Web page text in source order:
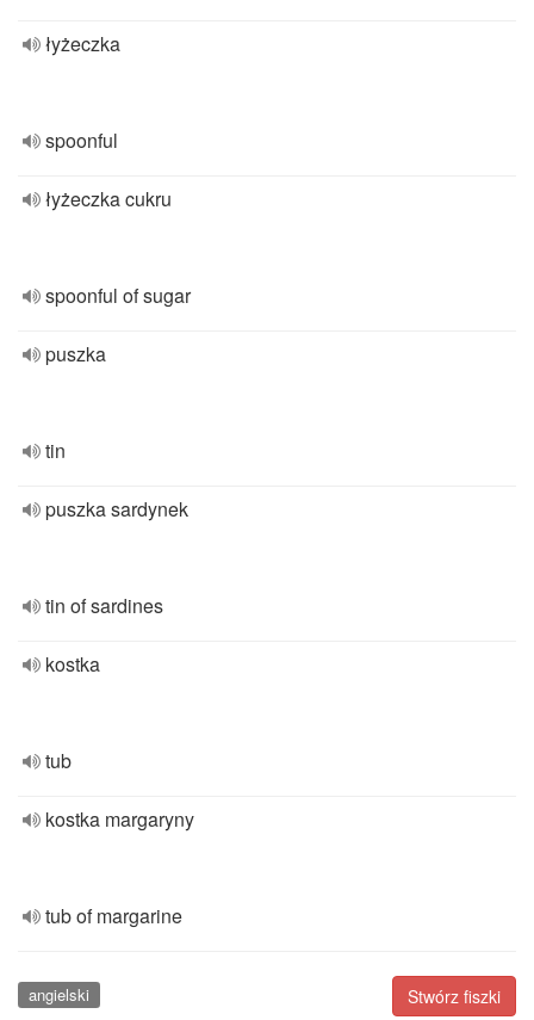
łyżeczka
spoonful
łyżeczka cukru
spoonful of sugar
puszka
tin
puszka sardynek
tin of sardines
kostka
tub
kostka margaryny
tub of margarine
Stwórz fiszki
angielski